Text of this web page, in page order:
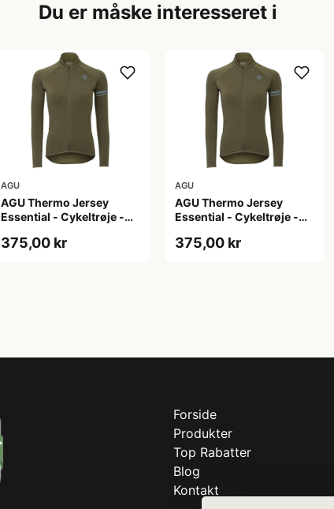
Du er måske interesseret i
AGU
AGU Thermo Jersey
Essential - Cykeltrøje -
M
375,00 kr
AGU
AGU Thermo Jersey
Essential - Cykeltrøje -
375,00 kr
Forside
Produkter
Top Rabatter
Blog
Kontakt